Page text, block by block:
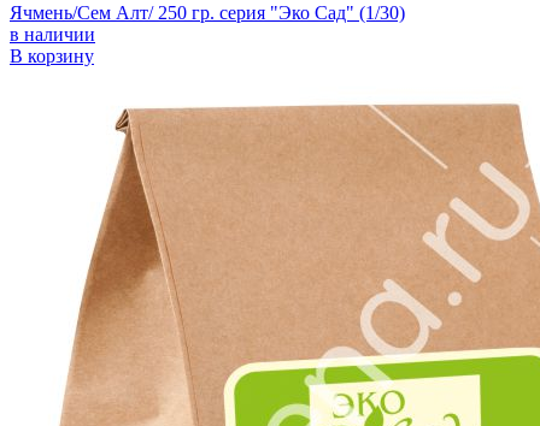
Ячмень/Сем Алт/ 250 гр. серия "Эко Сад" (1/30)
в наличии
В корзину